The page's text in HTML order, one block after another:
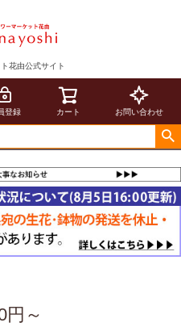
花由公式サイト
登録 カート お問い合わせ
円～